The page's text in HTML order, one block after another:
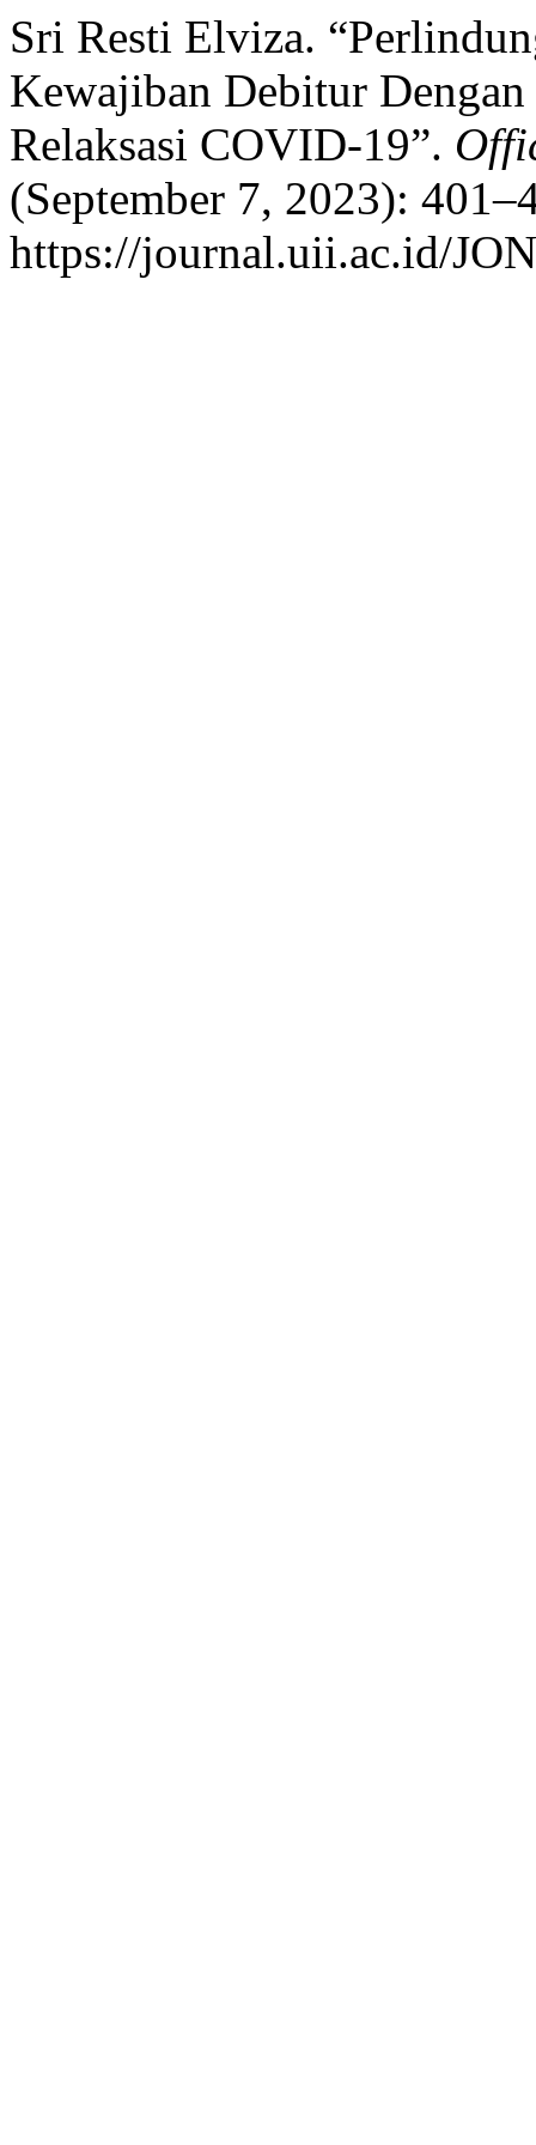
Sri Resti Elviza.
Kewajiban Debitur
Relaksasi COVID-19”.
(September 7, 2023):
https://journal.uii.ac.id/